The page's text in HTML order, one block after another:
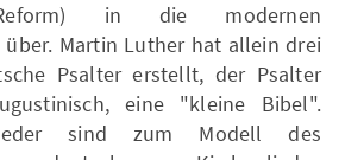
in die modernen
Martin Luther hat allein drei
Psalter erstellt, der Psalter
eine "kleine Bibel".
sind zum Modell des